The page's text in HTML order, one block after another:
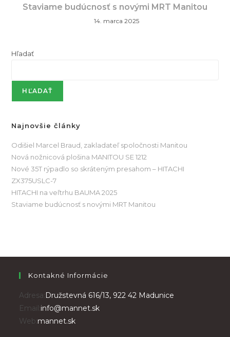
Staviame budúcnosť s novými MRT Manitou
14. marca 2025
Hľadať
HĽADAŤ
Najnovšie články
Odišiel Marcel Braud, zakladateľ spoločnosti Manitou
Nová nožnicová plošina MANITOU SE 1212
Nové 35T rýpadlo so skráteným presahom – HITACHI
ZX375USLC-7
HITACHI na veľtrhu BAUMA 2025
Staviame budúcnosť s novými MRT Manitou
Kontakné Informácie
Adresa: Družstevná 616/13, 922 42 Madunice
Email: info@mannet.sk
Web: mannet.sk